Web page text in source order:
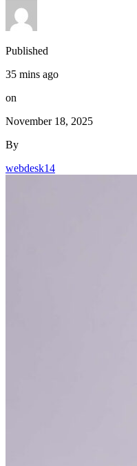
Published
35 mins ago
on
November 18, 2025
By
webdesk14